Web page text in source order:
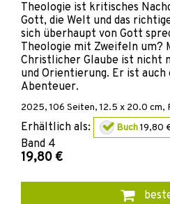
Theologie ist kritisches
Gott, die Welt und das
sich überhaupt von Gott
Theologie mit Zweifeln um?
Christlicher Glaube ist nicht
und Orientierung. Er ist
Abenteuer.
2025, 106 Seiten, 12.5 x 20.0 cm,
Erhältlich als: Buch19,80
Band 4
19,80 €